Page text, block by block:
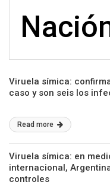
Viruela símica:
caso y son seis los
Read more
Viruela símica: en
internacional,
controles